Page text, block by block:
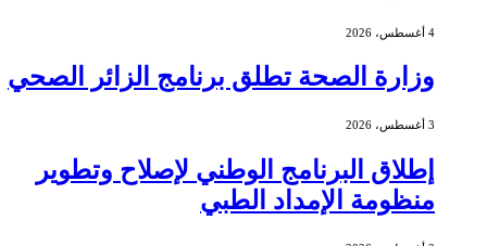
وزارة الصحة تطلق برنامج الزائر الصحي
إطلاق البرنامج الوطني لإصلاح وتطوير
منظومة الإمداد الطبي